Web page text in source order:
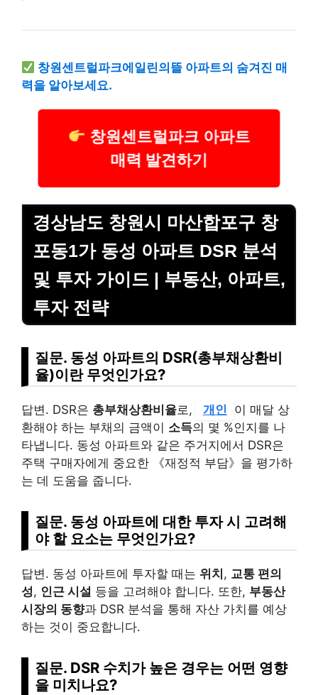
창원센트럴파크에일린의뜰 아파트의 숨겨진 매
력을 알아보세요.
창원센트럴파크 아파트
매력 발견하기
경상남도 창원시 마산합포구 창
포동1가 동성 아파트 DSR 분석
및 투자 가이드 | 부동산, 아파트,
투자 전략
질문. 동성 아파트의 DSR(총부채상환비
율)이란 무엇인가요?
답변. DSR은 총부채상환비율로, 개인
이 매달 상
환해야 하는 부채의 금액이 소득의 몇 %인지를 나
타냅니다. 동성 아파트와 같은 주거지에서 DSR은
주택 구매자에게 중요한 《재정적 부담》을 평가하
는 데 도움을 줍니다.
질문. 동성 아파트에 대한 투자 시 고려해
야 할 요소는 무엇인가요?
답변. 동성 아파트에 투자할 때는 위치 , 교통 편의
성, 인근 시설 등을 고려해야 합니다. 또한, 부동산
시장의 동향과 DSR 분석을 통해 자산 가치를 예상
하는 것이 중요합니다.
질문. DSR 수치가 높은 경우는 어떤 영향
을 미치나요?